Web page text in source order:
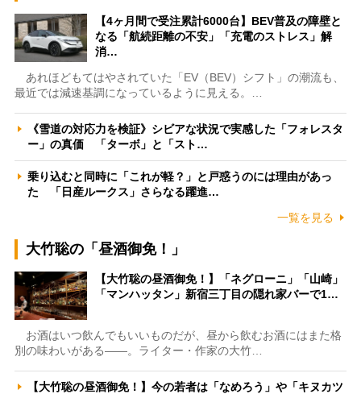
【4ヶ月間で受注累計6000台】BEV普及の障壁と
なる「航続距離の不安」「充電のストレス」解
消…
あれほどもてはやされていた「EV（BEV）シフト」の潮流も、
最近では減速基調になっているように見える。…
《雪道の対応力を検証》シビアな状況で実感した「フォレスタ
ー」の真価 「ターボ」と「スト…
乗り込むと同時に「これが軽？」と戸惑うのには理由があっ
た 「日産ルークス」さらなる躍進…
一覧を見る
大竹聡の「昼酒御免！」
【大竹聡の昼酒御免！】「ネグローニ」「山崎」
「マンハッタン」新宿三丁目の隠れ家バーで1…
お酒はいつ飲んでもいいものだが、昼から飲むお酒にはまた格
別の味わいがある――。ライター・作家の大竹…
【大竹聡の昼酒御免！】今の若者は「なめろう」や「キヌカツ